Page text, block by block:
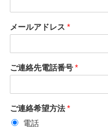
メールアドレス *
ご連絡先電話番号 *
ご連絡希望方法*
電話